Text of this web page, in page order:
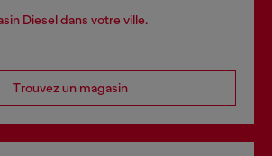
Diesel dans votre ville.
Trouvez un magasin